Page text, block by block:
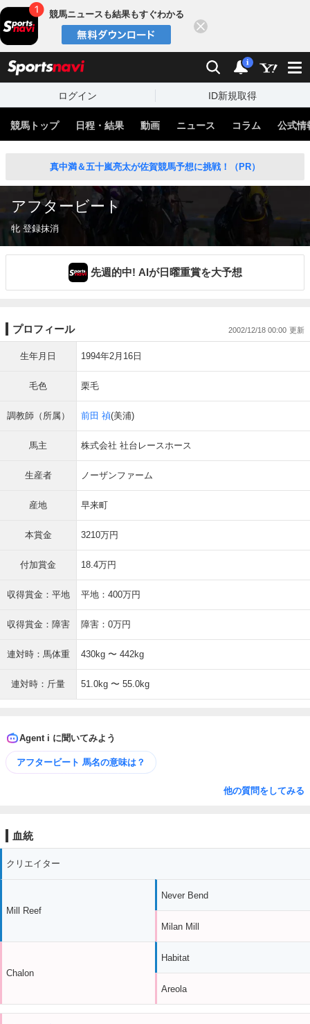
競馬ニュースも結果もすぐわかる
検索 通知
i
ログイン ID新規取得
競馬トップ 日程・結果 動画 ニュース コラム 公式情
真中満＆五十嵐亮太が佐賀競馬予想に挑戦！（PR）
アフタービート
牝 登録抹消
先週的中! AIが日曜重賞を大予想
プロフィール 2002/12/18 00:00
生年月日 1994年2月16日
毛色 栗毛
調教師（所属） 前田 禎(美浦)
馬主 株式会社 社台レースホース
生産者 ノーザンファーム
産地 早来町
本賞金 3210万円
付加賞金 18.4万円
収得賞金：平地 平地：400万円
収得賞金：障害 障害：0万円
連対時：馬体重 430kg 〜 442kg
連対時：斤量 51.0kg 〜 55.0kg
Agent i に聞いてみよう
アフタービート 馬名の意味は？
他の質問をしてみる
血統
クリエイター
Mill Reef
Chalon
Never Bend
Milan Mill
Habitat
Areola